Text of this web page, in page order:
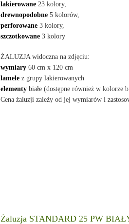
lakierowane 23 kolory,
drewnopodobne 5 kolorów,
perforowane 3 kolory,
szczotkowane 3 kolory
ŻALUZJA widoczna na zdjęciu:
wymiary 60 cm x 120 cm
lamele z grupy lakierowanych
elementy białe (dostępne również w kolorze
Cena żaluzji zależy od jej wymiarów i
Żaluzja STANDARD 25 PW